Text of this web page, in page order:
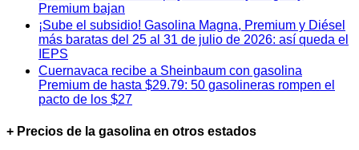
Premium bajan
¡Sube el subsidio! Gasolina Magna, Premium y Diésel
más baratas del 25 al 31 de julio de 2026: así queda el
IEPS
Cuernavaca recibe a Sheinbaum con gasolina
Premium de hasta $29.79: 50 gasolineras rompen el
pacto de los $27
+ Precios de la gasolina en otros estados